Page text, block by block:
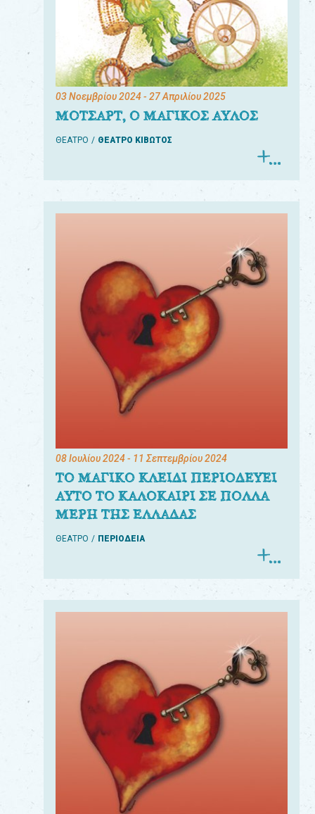
03 Νοεμβρίου 2024- 27 Απριλίου 2025
ΜΟΤΣΑΡΤ, Ο ΜΑΓΙΚΟΣ ΑΥΛΟΣ
ΘΕΑΤΡΟ ΘΕΑΤΡΟ ΚΙΒΩΤΟΣ
08 Ιουλίου 2024- 11 Σεπτεμβρίου 2024
ΤΟ ΜΑΓΙΚΟ ΚΛΕΙΔΙ ΠΕΡΙΟΔΕΥΕΙ
ΑΥΤΟ ΤΟ ΚΑΛΟΚΑΙΡΙ ΣΕ ΠΟΛΛΑ
ΜΕΡΗ ΤΗΣ ΕΛΛΑΔΑΣ
ΘΕΑΤΡΟ ΠΕΡΙΟΔΕΙΑ